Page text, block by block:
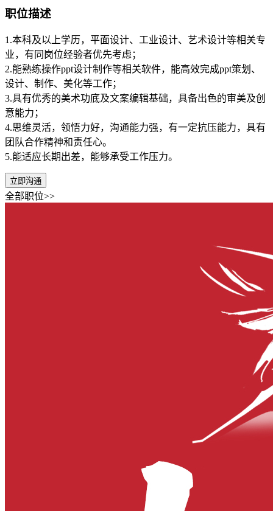
职位描述
1.本科及以上学历，平面设计、工业设计、艺术设计等相关专
业，有同岗位经验者优先考虑；
2.能熟练操作ppt设计制作等相关软件，能高效完成ppt策划、
设计、制作、美化等工作；
3.具有优秀的美术功底及文案编辑基础，具备出色的审美及创
意能力；
4.思维灵活，领悟力好，沟通能力强，有一定抗压能力，具有
团队合作精神和责任心。
5.能适应长期出差，能够承受工作压力。
立即沟通
全部职位>>